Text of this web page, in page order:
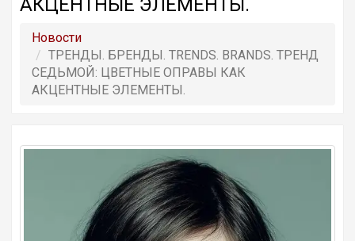
АКЦЕНТНЫЕ ЭЛЕМЕНТЫ.
Новости
ТРЕНДЫ. БРЕНДЫ. TRENDS. BRANDS. ТРЕНД
СЕДЬМОЙ: ЦВЕТНЫЕ ОПРАВЫ КАК
АКЦЕНТНЫЕ ЭЛЕМЕНТЫ.